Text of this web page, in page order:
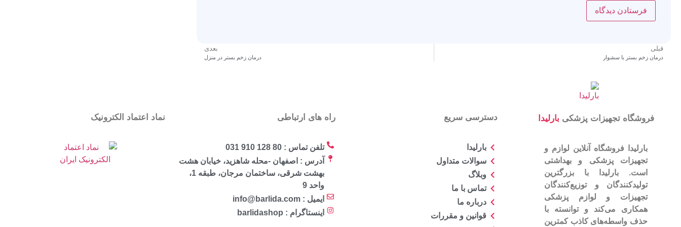
قبلی
درمان زخم بستر با سشوار
بعدی
درمان زخم بستر در منزل
فروشگاه تجهیزات پزشکی بارلیدا
بارلیدا فروشگاه آنلاین لوازم و
تجهیزات پزشکی و بهداشتی
است. بارلیدا با بزرگترین
تولیدکنندگان و توزیع‌کنندگان
تجهیزات و لوازم پزشکی
همکاری می‌کند و توانسته با
حذف واسطه‌های کاذب کمترین
دسترسی سریع
بارلیدا
سوالات متداول
وبلاگ
تماس با ما
درباره ما
قوانین و مقررات
راه های ارتباطی
تلفن تماس : 80 128 910 031
آدرس : اصفهان -محله شاهزید، خیابان هشت
بهشت شرقی، ساختمان مرجان، طبقه 1،
واحد 9
ایمیل : info@barlida.com
اینستاگرام : barlidashop
نماد اعتماد الکترونیک